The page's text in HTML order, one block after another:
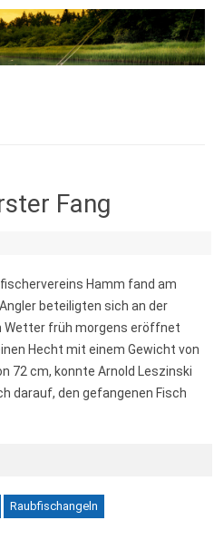
Fang
Hamm fand am
beteiligten sich an der
Wetter früh morgens eröffnet
Hecht mit einem Gewicht von
72 cm, konnte Arnold Leszinski
darauf, den gefangenen Fisch
Raubfischangeln